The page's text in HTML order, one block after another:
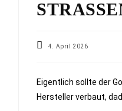
4. April 2026
Eigentlich sollte der
Hersteller verbaut,